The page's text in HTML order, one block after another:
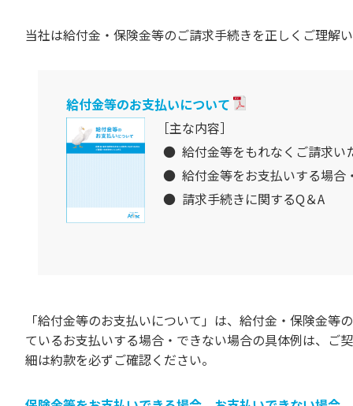
当社は給付金・保険金等のご請求手続きを正しくご理解
給付金等のお支払いについて
［主な内容］
● 給付金等をもれなくご請求い
● 給付金等をお支払いする場合
● 請求手続きに関するQ＆A
「給付金等のお支払いについて」は、給付金・保険金
ているお支払いする場合・できない場合の具体例は、ご
細は約款を必ずご確認ください。